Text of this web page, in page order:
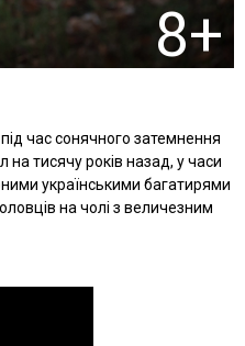
8+
час сонячного затемнення
на тисячу років назад, у часи
українськими багатирями
на чолі з величезним